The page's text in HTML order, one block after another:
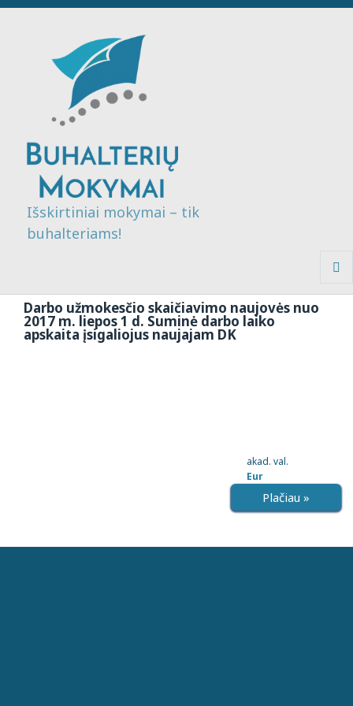
Išskirtiniai mokymai – tik
buhalteriams!
Darbo užmokesčio skaičiavimo naujovės nuo
2017 m. liepos 1 d. Suminė darbo laiko
apskaita įsigaliojus naujajam DK
akad. val.
Eur
Plačiau »